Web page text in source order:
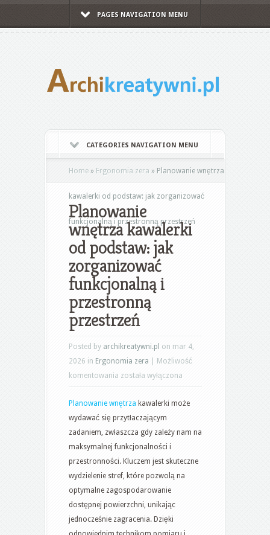
PAGES NAVIGATION MENU
CATEGORIES NAVIGATION MENU
Home » Ergonomia zera » Planowanie wnętrza
kawalerki od podstaw: jak zorganizować
funkcjonalną i przestronną przestrzeń
Planowanie
wnętrza kawalerki
od podstaw: jak
zorganizować
funkcjonalną i
przestronną
przestrzeń
Posted by archikreatywni.pl on mar 4,
2026 in Ergonomia zera
Możliwość
komentowania Planowanie
kawalerki
od
podstaw:
jak
zorganizować
funkcjonalną
i
przestronną
przestrzeń
została wyłączona
Planowanie wnętrza kawalerki może
wydawać się przytłaczającym
zadaniem, zwłaszcza gdy zależy nam na
maksymalnej funkcjonalności i
przestronności. Kluczem jest skuteczne
wydzielenie stref, które pozwolą na
optymalne zagospodarowanie
dostępnej powierzchni, unikając
jednocześnie zagracenia. Dzięki